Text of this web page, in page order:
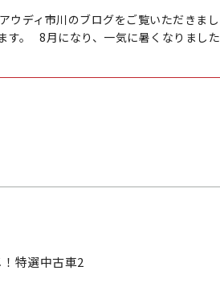
ウディ市川のブログをご覧いただきまし
す。 8月になり、一気に暑くなりました
特選中古車2